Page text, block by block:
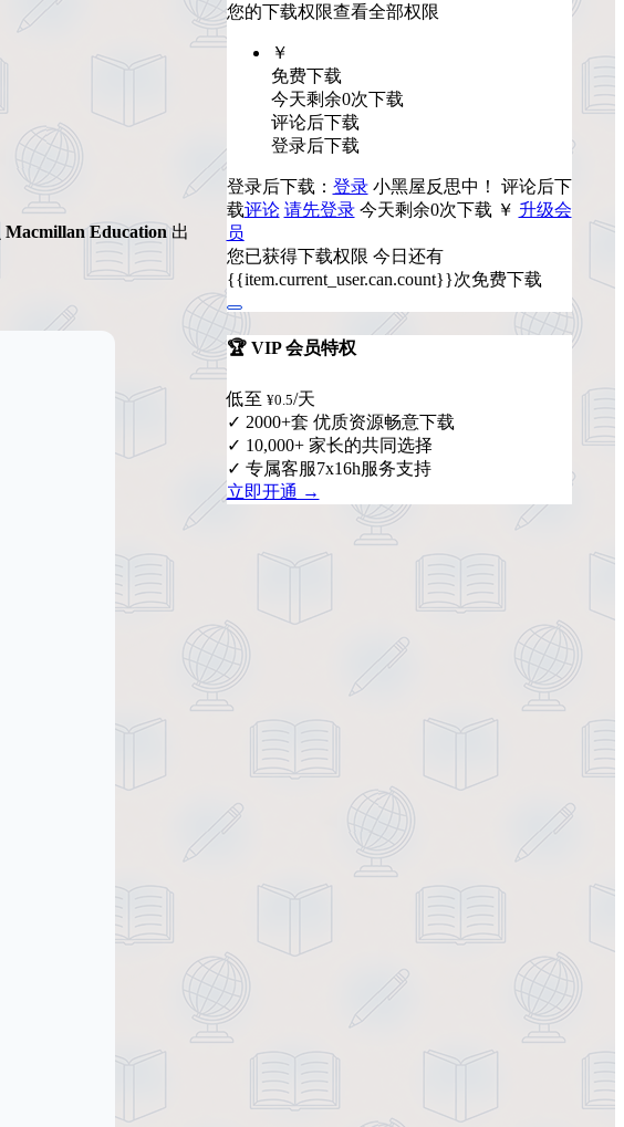
Macmillan Education出
您的下载权限查看全部权限
￥
免费下载
今天剩余0次下载
评论后下载
登录后下载
登录后下载： 登录 小黑屋反思中！ 评论后下
载评论 请先登录 今天剩余0次下载 ￥ 升级会
员
您已获得下载权限 今日还有
{{item.current_user.can.count}}次免费下载
🏆 VIP 会员特权
低至 ¥0.5/天
✓ 2000+套 优质资源畅意下载
✓ 10,000+ 家长的共同选择
✓ 专属客服7x16h服务支持
立即开通 →